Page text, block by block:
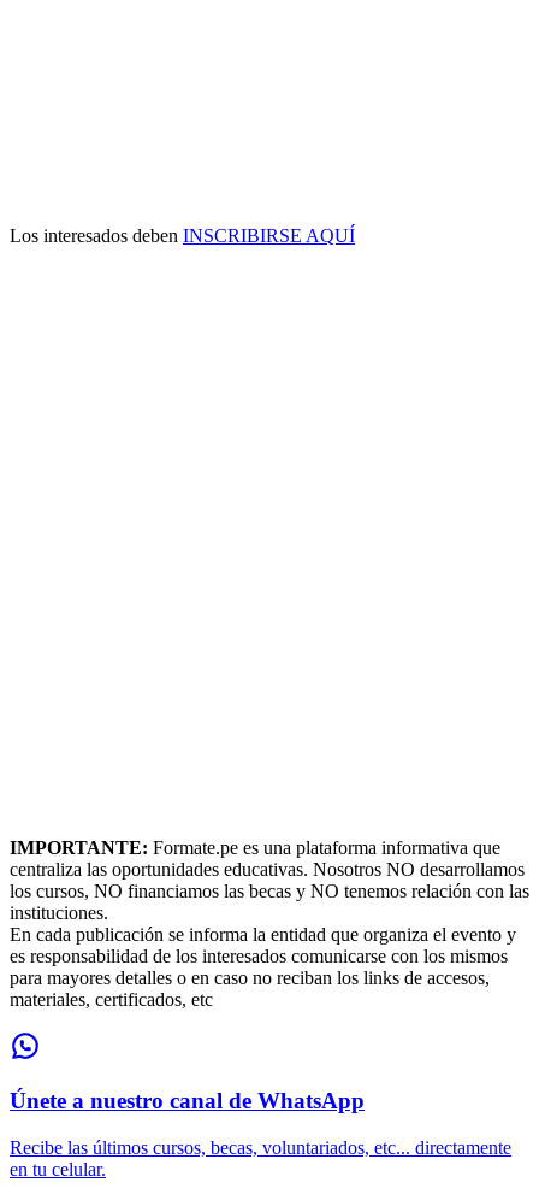
Los interesados deben INSCRIBIRSE AQUÍ
IMPORTANTE: Formate.pe es una plataforma informativa que
centraliza las oportunidades educativas. Nosotros NO desarrollamos
los cursos, NO financiamos las becas y NO tenemos relación con las
instituciones.
En cada publicación se informa la entidad que organiza el evento y
es responsabilidad de los interesados comunicarse con los mismos
para mayores detalles o en caso no reciban los links de accesos,
materiales, certificados, etc
Únete a nuestro canal de WhatsApp
Recibe las últimos cursos, becas, voluntariados, etc... directamente
en tu celular.